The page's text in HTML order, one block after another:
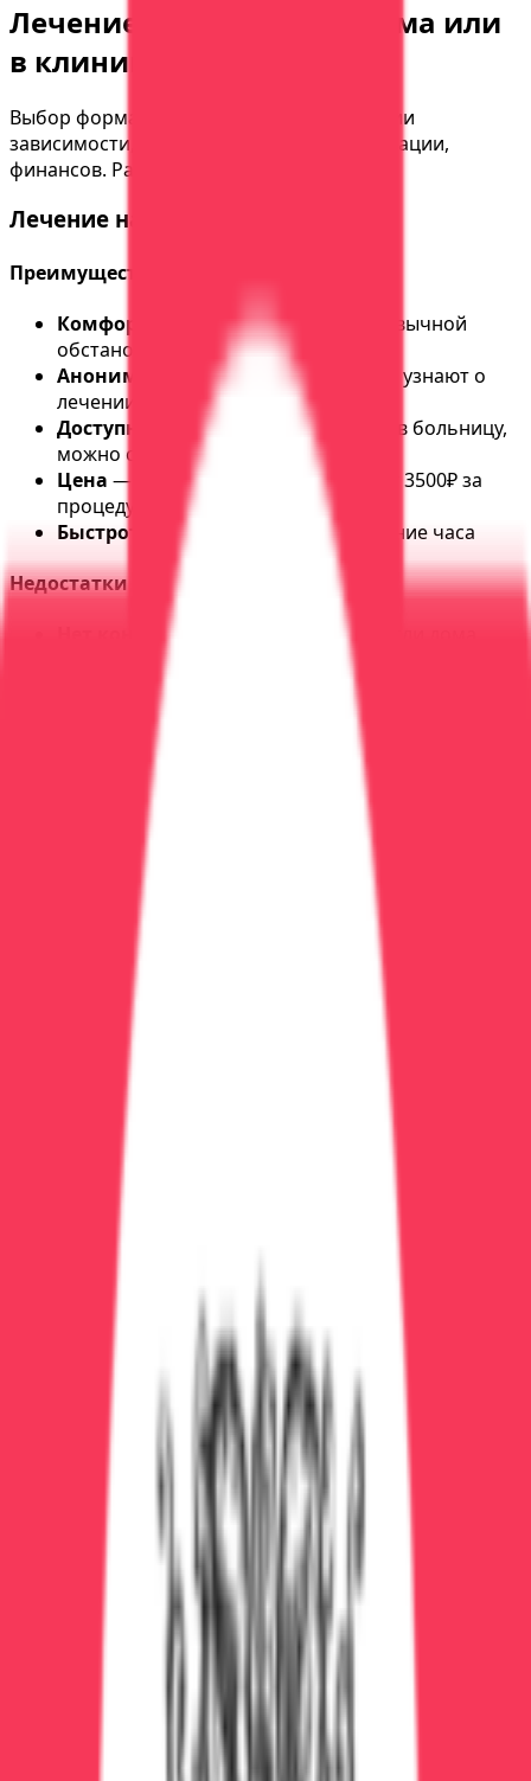
Лечение алкоголизма: дома или
в клинике
Выбор формата лечения зависит от стадии
зависимости, состояния здоровья, мотивации,
финансов. Разберем оба варианта.
Лечение на дому
Преимущества
Комфорт
— человек остается в привычной
обстановке, рядом близкие
Анонимность
— соседи, коллеги не узнают о
лечении
Доступность
— не нужно ложиться в больницу,
можно совмещать с работой
Цена — дешевле, чем стационар (от 3500₽ за
процедуру)
Быстрота
— врач приезжает в течение часа
Недостатки
Нет контроля
— легче сорваться, если дома
есть алкоголь или пьющие друзья
Ограниченные возможности — нельзя
провести сложные процедуры (УБОД,
интенсивная терапия)
Риск осложнений
— при тяжелом запое могут
быть судороги, делирий
Когда можно лечиться дома
Запой до 7 дней
Нет тяжелых заболеваний (сердце, печень,
поджелудочная)
Нет психозов, судорог в анамнезе
Есть поддержка родственников
Мотивация на лечение
Что входит в лечение на дому
Вывод из запоя
— капельницы 1-5 раз
Кодирование (после детоксикации)
Амбулаторная психотерапия (визиты к врачу)
Лечение в стационаре
Круглосуточный контроль
— врачи, медсестры
Интенсивная терапия
— можно проводить
сложные процедуры, реанимацию
— нет доступа к алкоголю, нет
Комплексный подход
— детокс + психотерапия
+ обследования
Безопасность
— при осложнениях (судороги,
делирий) сразу помощь